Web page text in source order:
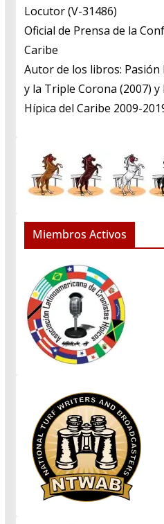
​Locutor (V-31486)
​Oficial de Prensa de la
Caribe
​Autor de los libros: Pasión
y la Triple Corona (2007)
Hípica del Caribe 2009-
Miembros Activos